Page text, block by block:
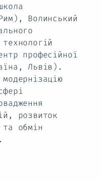
Волинський
професійної
Львів).
розвиток
та обмін